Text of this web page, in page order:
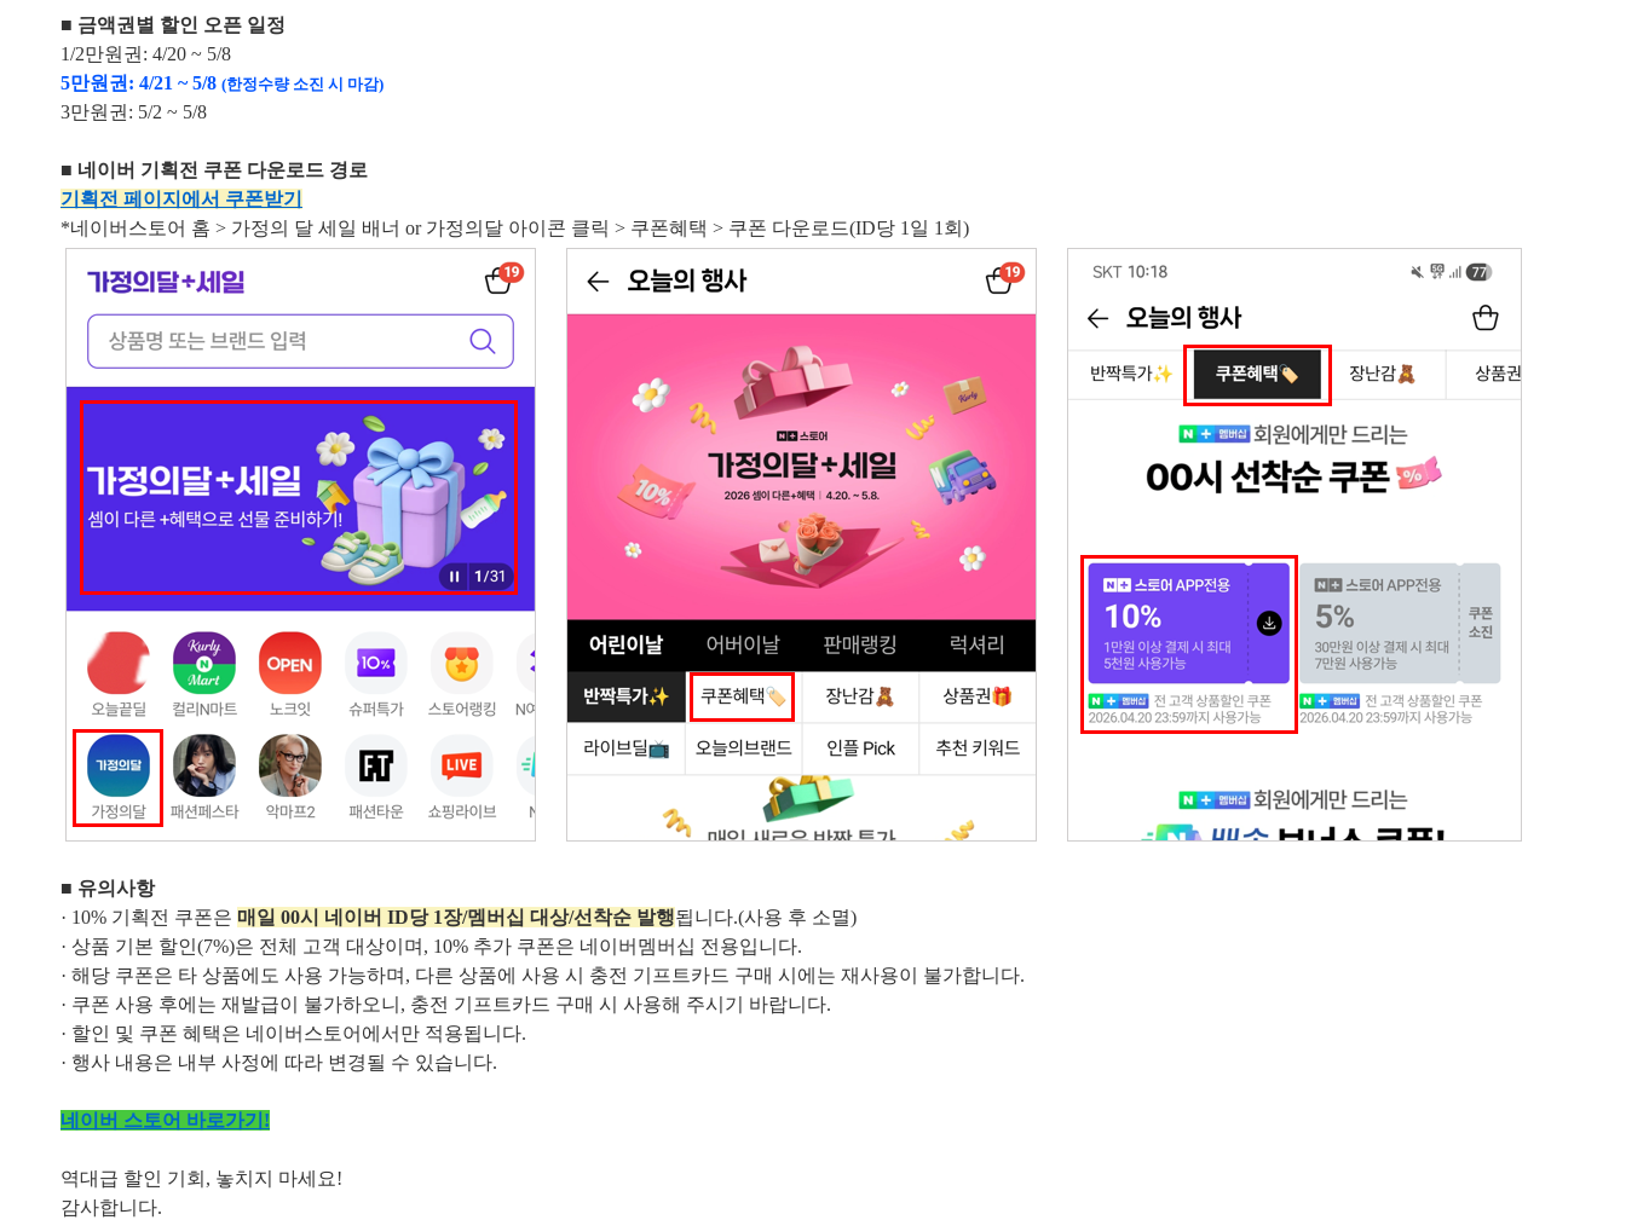
■ 금액권별 할인 오픈 일정
1/2만원권: 4/20 ~ 5/8
5만원권: 4/21 ~ 5/8 (한정수량 소진 시 마감)
3만원권: 5/2 ~ 5/8
■ 네이버 기획전 쿠폰 다운로드 경로
기획전 페이지에서 쿠폰받기
*네이버스토어 홈 > 가정의 달 세일 배너 or 가정의달 아이콘 클릭 > 쿠폰혜택 > 쿠폰 다운로드(ID당 1일 1회)
■ 유의사항
· 10% 기획전 쿠폰은 매일 00시 네이버 ID당 1장/멤버십 대상/선착순 발행됩니다.(사용 후 소멸)
· 상품 기본 할인(7%)은 전체 고객 대상이며, 10% 추가 쿠폰은 네이버멤버십 전용입니다.
· 해당 쿠폰은 타 상품에도 사용 가능하며, 다른 상품에 사용 시 충전 기프트카드 구매 시에는 재사용이 불가합니다.
· 쿠폰 사용 후에는 재발급이 불가하오니, 충전 기프트카드 구매 시 사용해 주시기 바랍니다.
· 할인 및 쿠폰 혜택은 네이버스토어에서만 적용됩니다.
· 행사 내용은 내부 사정에 따라 변경될 수 있습니다.
네이버 스토어 바로가기!
역대급 할인 기회, 놓치지 마세요!
감사합니다.